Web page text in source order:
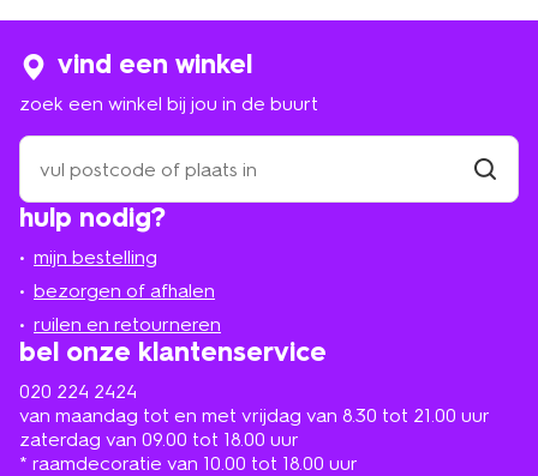
hulp nodig?
mijn bestelling
bezorgen of afhalen
ruilen en retourneren
bel onze klantenservice
020 224 2424
van maandag tot en met vrijdag van 8.30 tot 21.00 uur
zaterdag van 09.00 tot 18.00 uur
* raamdecoratie van 10.00 tot 18.00 uur
vind een winkel
zoek een winkel bij jou in de buurt
zoek
een
winkel
bij
in
de
buurt